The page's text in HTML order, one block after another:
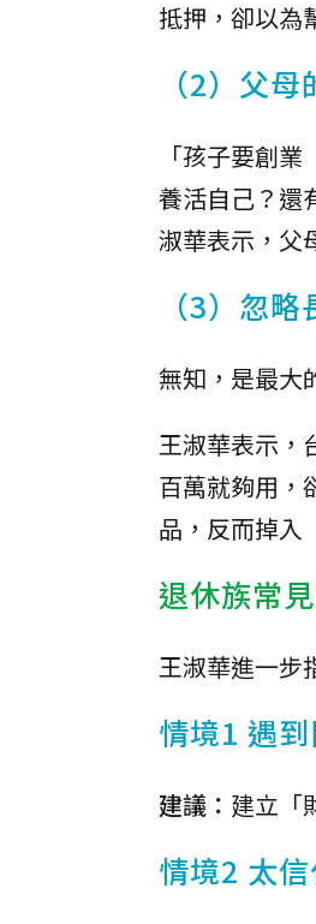
抵押，卻以為
（2）父
「孩子要創
養活自己？還
淑華表示，父
（3）忽
無知，是最大
王淑華表示，
百萬就夠用，
品，反而掉入
退休族常
王淑華進一步
情境1 遇
建議： 建立「
情境2 太